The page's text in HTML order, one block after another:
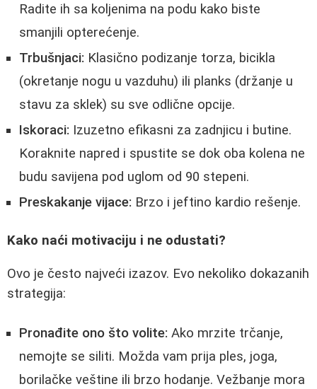
Radite ih sa koljenima na podu kako biste
smanjili opterećenje.
Trbušnjaci: Klasično podizanje torza, bicikla
(okretanje nogu u vazduhu) ili planks (držanje u
stavu za sklek) su sve odlične opcije.
Iskoraci: Izuzetno efikasni za zadnjicu i butine.
Koraknite napred i spustite se dok oba kolena ne
budu savijena pod uglom od 90 stepeni.
Preskakanje vijace: Brzo i jeftino kardio rešenje.
Kako naći motivaciju i ne odustati?
Ovo je često najveći izazov. Evo nekoliko dokazanih
strategija:
Pronađite ono što volite: Ako mrzite trčanje,
nemojte se siliti. Možda vam prija ples, joga,
borilačke veštine ili brzo hodanje. Vežbanje mora